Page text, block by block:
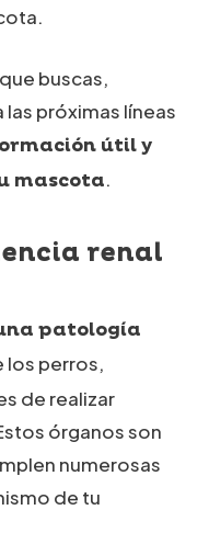
buscas,
próximas líneas
útil y
mascota.
renal
patología
los perros,
de realizar
órganos son
numerosas
de tu